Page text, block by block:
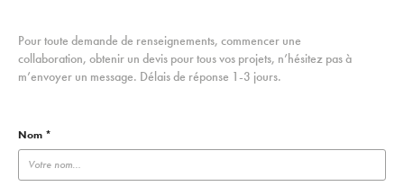
Pourtoute demande de renseignements, commencer une
collaboration, obtenir un devis pour tous vos projets, n’hésitez pas à
m’envoyer un message. Délais de réponse 1-3 jours.
Nom *